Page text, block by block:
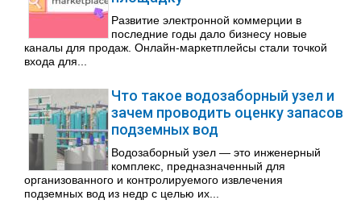
Развитие электронной коммерции в
последние годы дало бизнесу новые
каналы для продаж. Онлайн-маркетплейсы стали точкой
входа для...
Что такое водозаборный узел и
зачем проводить оценку запасов
подземных вод
Водозаборный узел — это инженерный
комплекс, предназначенный для
организованного и контролируемого извлечения
подземных вод из недр с целью их...